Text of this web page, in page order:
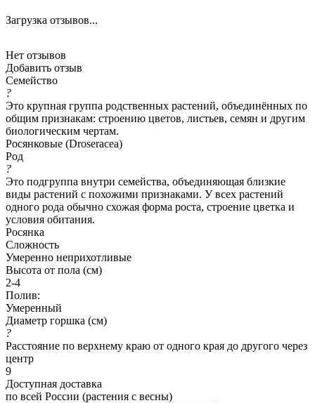
Загрузка отзывов...
Нет отзывов
Добавить отзыв
Семейство
?
Это крупная группа родственных растений, объединённых по
общим признакам: строению цветов, листьев, семян и другим
биологическим чертам.
Росянковые (Droseracea)
Род
?
Это подгруппа внутри семейства, объединяющая близкие
виды растений с похожими признаками. У всех растений
одного рода обычно схожая форма роста, строение цветка и
условия обитания.
Росянка
Сложность
Умеренно неприхотливые
Высота от пола (см)
2-4
Полив:
Умеренный
Диаметр горшка (см)
?
Расстояние по верхнему краю от одного края до другого через
центр
9
Доступная доставка
по всей России (растения с весны)